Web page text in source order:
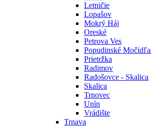
Letničie
Lopašov
Mokrý Háj
Oreské
Petrova Ves
Popudinské
Prietržka
Radimov
Radošovce - Skalica
Skalica
Trnovec
Unín
Vrádište
Trnava